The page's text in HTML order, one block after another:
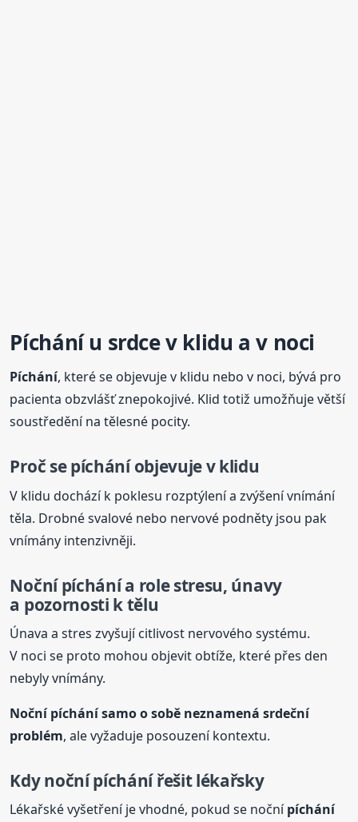
Pícháníu srdce v klidu a v noci
Píchání, které se objevuje v klidu nebo v noci, bývá pro
pacienta obzvlášť znepokojivé. Klid totiž umožňuje větší
soustředění na tělesné pocity.
Proč sepícháníobjevuje v klidu
V klidu dochází k poklesu rozptýlení a zvýšení vnímání
těla. Drobné svalové nebo nervové podněty jsou pak
vnímány intenzivněji.
Nočnípíchánía role stresu, únavy
a pozornosti k tělu
Únava a stres zvyšují citlivost nervového systému.
V noci se proto mohou objevit obtíže, které přes den
nebyly vnímány.
Nočnípíchánísamo o sobě neznamená srdeční
problém, ale vyžaduje posouzení kontextu.
Kdy nočnípíchánířešit lékařsky
Lékařské vyšetření je vhodné, pokud se nočnípíchání